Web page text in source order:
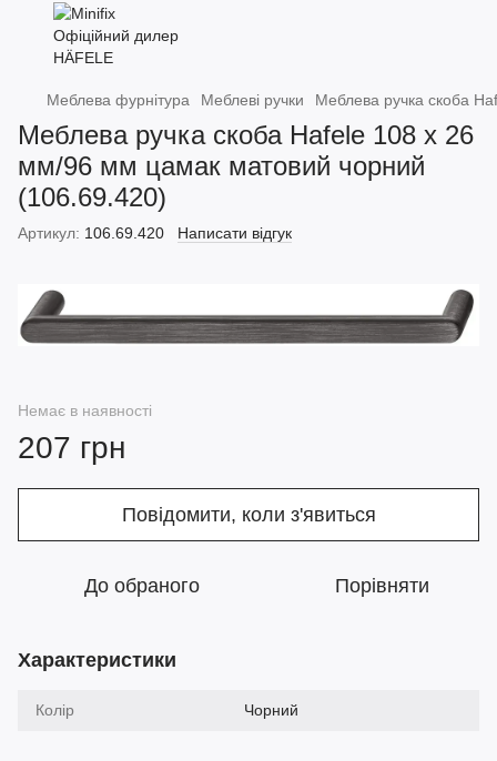
Меблева фурнітура Меблеві ручки Меблева ручка скоба
Меблева ручка скоба Hafele 108 х 26
мм/96 мм цамак матовий чорний
(106.69.420)
Артикул: 106.69.420 Написати відгук
Немає в наявності
207 грн
Повідомити, коли з'явиться
До обраного Порівняти
Характеристики
Колір Чорний